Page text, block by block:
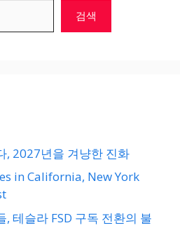
검색
, 2027년을 겨냥한 진화
in California, New York
테슬라 FSD 구독 전환의 불